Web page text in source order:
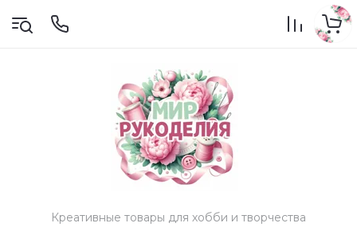
Креативные товары для хобби и творчества